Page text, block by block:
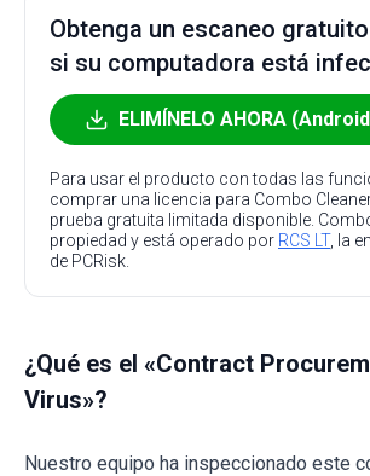
Obtenga un escaneo
si su computadora está
ELIMÍNELO AHORA
Para usar el producto con todas las
comprar una licencia para Combo
prueba gratuita limitada disponible.
propiedad y está operado por RCS LT, la
de PCRisk.
¿Qué es el «Contract
Virus»?
Nuestro equipo ha inspeccionado este